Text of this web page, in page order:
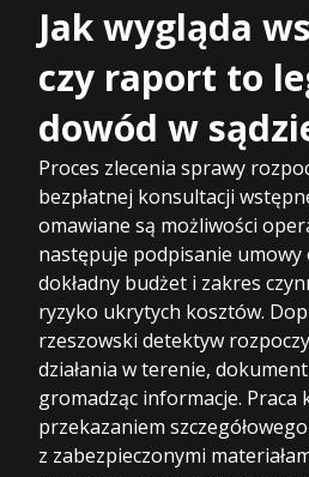
Jak wygląda
czy raport to
dowód w
Proces zlecenia sprawy
bezpłatnej konsultacji
omawiane są możliwości
następuje podpisanie umowy
dokładny budżet i zakres
ryzyko ukrytych kosztów.
rzeszowski detektyw
działania w terenie,
gromadząc informacje. Praca
przekazaniem
z zabezpieczonymi